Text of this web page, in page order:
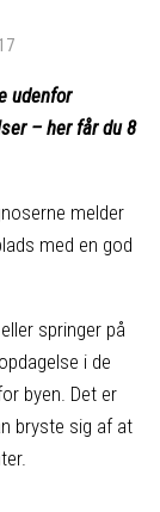
udenfor
– her får du 8
melder
med en god
springer på
i de
byen. Det er
bryste sig af at